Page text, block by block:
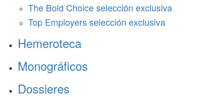
The Bold Choice selección exclusiva
Top Employers selección exclusiva
Hemeroteca
Monográficos
Dossieres